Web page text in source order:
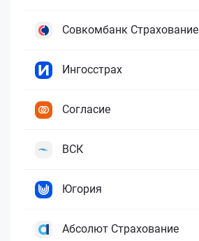
Совкомбанк Страхование
Ингосстрах
Согласие
ВСК
Югория
Абсолют Страхование